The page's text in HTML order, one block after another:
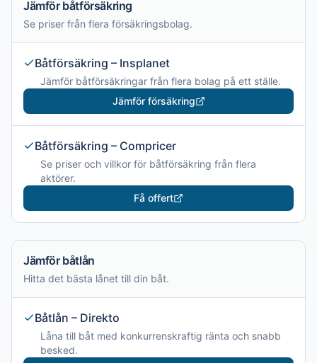
Jämför båtförsäkring
Se priser från flera försäkringsbolag.
Båtförsäkring – Insplanet
Jämför båtförsäkringar från flera bolag på ett ställe.
Jämför försäkring
Båtförsäkring – Compricer
Se priser och villkor för båtförsäkring från flera
aktörer.
Få offert
Jämför båtlån
Hitta det bästa lånet till din båt.
Båtlån – Direkto
Låna till båt med konkurrenskraftig ränta och snabb
besked.